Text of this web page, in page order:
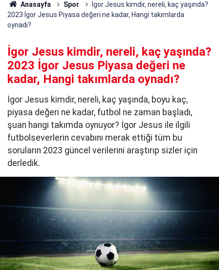
Anasayfa Spor
İgor Jesus kimdir, nereli, kaç yaşında?
2023 İgor Jesus Piyasa değeri ne kadar, Hangi takımlarda
oynadı?
İgor Jesus kimdir, nereli, kaç yaşında?
2023 İgor Jesus Piyasa değeri ne
kadar, Hangi takımlarda oynadı?
İgor Jesus kimdir, nereli, kaç yaşında, boyu kaç,
piyasa değeri ne kadar, futbol ne zaman başladı,
şuan hangi takımda oynuyor? İgor Jesus ile ilgili
futbolseverlerin cevabını merak ettiği tüm bu
soruların 2023 güncel verilerini araştırıp sizler için
derledik.